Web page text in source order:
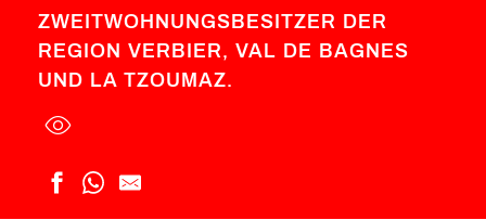
ZWEITWOHNUNGSBESITZER DER
REGION VERBIER, VAL DE BAGNES
UND LA TZOUMAZ.